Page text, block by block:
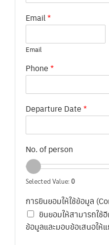
Email*
Email
Phone *
Departure Date *
No. of person
Selected Value: 0
การยินยอมให้ใช้ข้อมูล
ยินยอมให้สามารถใช้
ข้อมูลและมอบข้อเสนอให้